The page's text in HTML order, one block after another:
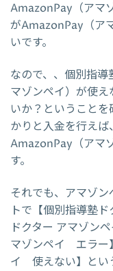
AmazonPay（アマ
がAmazonPay（ア
いです。
なので、、個別指
マゾンペイ）が使
いか？ということ
かりと入金を行え
AmazonPay（アマ
す。
それでも、アマゾ
トで【個別指導塾
ドクター アマゾン
マゾンペイ エラー
イ 使えない】とい